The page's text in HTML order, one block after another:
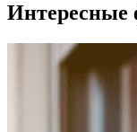
Интересные